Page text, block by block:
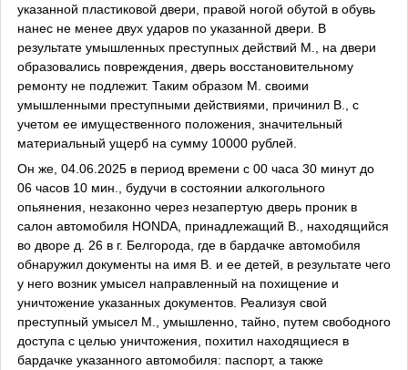
указанной пластиковой двери, правой ногой обутой в обувь
нанес не менее двух ударов по указанной двери. В
результате умышленных преступных действий М., на двери
образовались повреждения, дверь восстановительному
ремонту не подлежит. Таким образом М. своими
умышленными преступными действиями, причинил В., с
учетом ее имущественного положения, значительный
материальный ущерб на сумму 10000 рублей.
Он же, 04.06.2025 в период времени с 00 часа 30 минут до
06 часов 10 мин., будучи в состоянии алкогольного
опьянения, незаконно через незапертую дверь проник в
салон автомобиля HONDA, принадлежащий В., находящийся
во дворе д. 26 в г. Белгорода, где в бардачке автомобиля
обнаружил документы на имя В. и ее детей, в результате чего
у него возник умысел направленный на похищение и
уничтожение указанных документов. Реализуя свой
преступный умысел М., умышленно, тайно, путем свободного
доступа с целью уничтожения, похитил находящиеся в
бардачке указанного автомобиля: паспорт, а также